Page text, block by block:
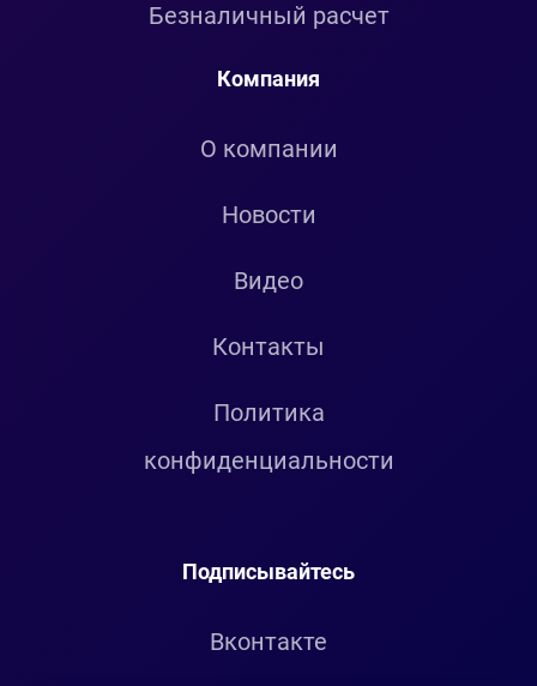
Безналичный расчет
Компания
О компании
Новости
Видео
Контакты
Политика
конфиденциальности
Подписывайтесь
Вконтакте